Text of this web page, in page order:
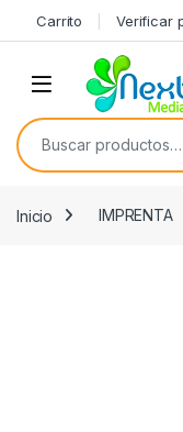
Skip to navigation
Skip to content
Carrito Verificar
Buscar por:
Inicio IMPRENTA